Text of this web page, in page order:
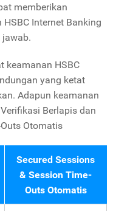
memberikan
Internet Banking
keamanan HSBC
yang ketat
Adapun keamanan
Berlapis dan
Otomatis
Secured Sessions
& Session Time-
Outs Otomatis